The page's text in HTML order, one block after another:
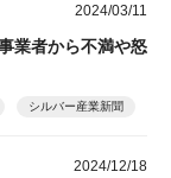
2024/03/11
業者から不満や怒
シルバー産業新聞
2024/12/18